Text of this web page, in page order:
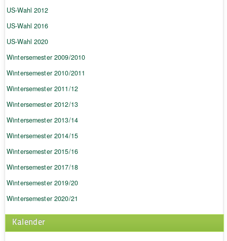
US-Wahl 2012
US-Wahl 2016
US-Wahl 2020
Wintersemester 2009/2010
Wintersemester 2010/2011
Wintersemester 2011/12
Wintersemester 2012/13
Wintersemester 2013/14
Wintersemester 2014/15
Wintersemester 2015/16
Wintersemester 2017/18
Wintersemester 2019/20
Wintersemester 2020/21
Kalender